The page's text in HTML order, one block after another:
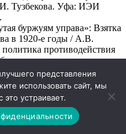
Тузбекова. Уфа: ИЭИ
буржуям управа»: Взятка
в 1920-е годы / А.В.
противодействия
тенденции и
III Межвузовской
9-10 декабря 2011 г
т. – Казань, 2012. – С. 63-
страхования в
/ А.В. Морозов //
представления
использовать сайт, мы
это устраивает.